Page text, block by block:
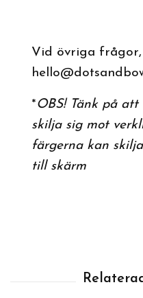
Vid övriga frågor,
*OBS! Tänk på
skilja sig mot
färgerna kan
till skärm